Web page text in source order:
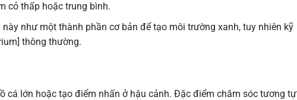
cỏ thấp hoặc trung bình.
như một thành phần cơ bản để tạo môi trường xanh, tuy nhiên kỹ
thông thường.
cá lớn hoặc tạo điểm nhấn ở hậu cảnh. Đặc điểm chăm sóc tương tự